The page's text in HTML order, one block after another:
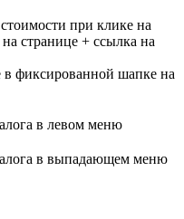
при клике на
странице + ссылка на
фиксированной шапке на
в левом меню
в выпадающем меню